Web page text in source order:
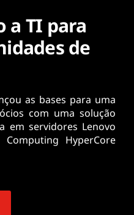
a TI para
de
as bases para uma
com uma solução
em servidores Lenovo
HyperCore